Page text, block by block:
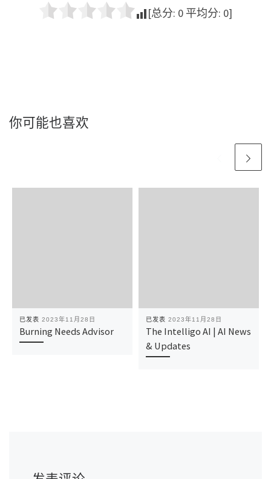
[总分: 0 平均分: 0]
你可能也喜欢
已发表 2023年11月28日
Burning Needs Advisor
已发表 2023年11月28日
The Intelligo AI | AI News
& Updates